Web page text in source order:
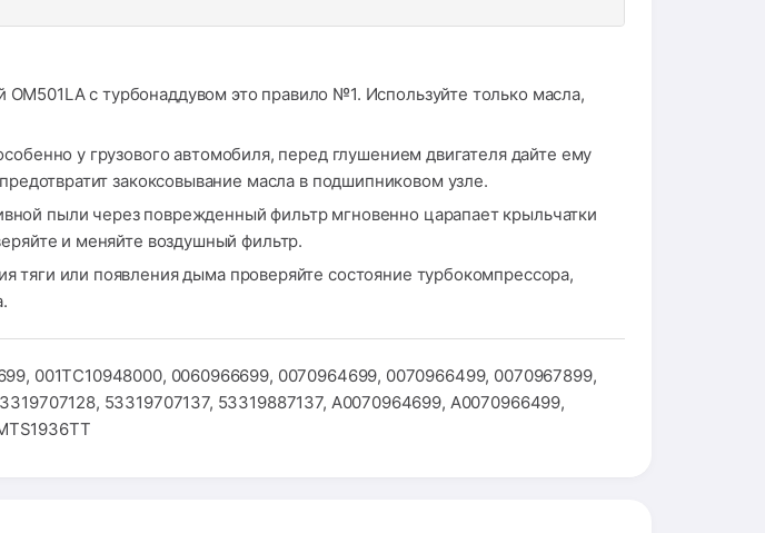
OM501LA с турбонаддувом это правило №1. Используйте только масла,
у грузового автомобиля, перед глушением двигателя дайте ему
закоксовывание масла в подшипниковом узле.
пыли через поврежденный фильтр мгновенно царапает крыльчатки
и меняйте воздушный фильтр.
тяги или появления дыма проверяйте состояние турбокомпрессора,
001TC10948000, 0060966699, 0070964699, 0070966499, 0070967899,
53319707137, 53319887137, A0070964699, A0070966499,